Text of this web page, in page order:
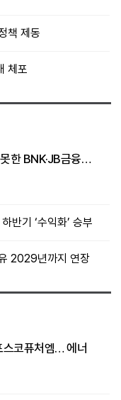
책 제동
체포
한 BNK·JB금융…
반기 ‘수익화’ 승부
2029년까지 연장
스코퓨처엠… 에너